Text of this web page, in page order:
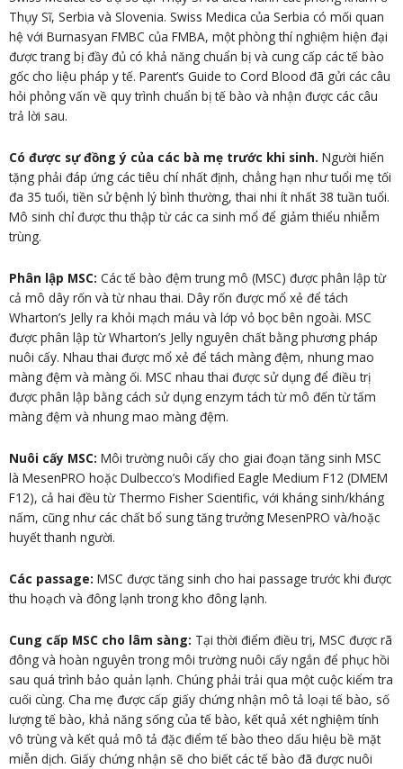
Thụy Sĩ, Serbia và Slovenia. Swiss Medica của Serbia có mối quan
hệ với Burnasyan FMBC của FMBA, một phòng thí nghiệm hiện đại
được trang bị đầy đủ có khả năng chuẩn bị và cung cấp các tế bào
gốc cho liệu pháp y tế. Parent’s Guide to Cord Blood đã gửi các câu
hỏi phỏng vấn về quy trình chuẩn bị tế bào và nhận được các câu
trả lời sau.
Có được sự đồng ý của các bà mẹ trước khi sinh. Người hiến
tặng phải đáp ứng các tiêu chí nhất định, chẳng hạn như tuổi mẹ tối
đa 35 tuổi, tiền sử bệnh lý bình thường, thai nhi ít nhất 38 tuần tuổi.
Mô sinh chỉ được thu thập từ các ca sinh mổ để giảm thiểu nhiễm
trùng.
Phân lập MSC: Các tế bào đệm trung mô (MSC) được phân lập từ
cả mô dây rốn và từ nhau thai. Dây rốn được mổ xẻ để tách
Wharton’s Jelly ra khỏi mạch máu và lớp vỏ bọc bên ngoài. MSC
được phân lập từ Wharton’s Jelly nguyên chất bằng phương pháp
nuôi cấy. Nhau thai được mổ xẻ để tách màng đệm, nhung mao
màng đệm và màng ối. MSC nhau thai được sử dụng để điều trị
được phân lập bằng cách sử dụng enzym tách từ mô đến từ tấm
màng đệm và nhung mao màng đệm.
Nuôi cấy MSC: Môi trường nuôi cấy cho giai đoạn tăng sinh MSC
là MesenPRO hoặc Dulbecco’s Modified Eagle Medium F12 (DMEM
F12), cả hai đều từ Thermo Fisher Scientific, với kháng sinh/kháng
nấm, cũng như các chất bổ sung tăng trưởng MesenPRO và/hoặc
huyết thanh người.
Các passage: MSC được tăng sinh cho hai passage trước khi được
thu hoạch và đông lạnh trong kho đông lạnh.
Cung cấp MSC cho lâm sàng: Tại thời điểm điều trị, MSC được rã
đông và hoàn nguyên trong môi trường nuôi cấy ngắn để phục hồi
sau quá trình bảo quản lạnh. Chúng phải trải qua một cuộc kiểm tra
cuối cùng. Cha mẹ được cấp giấy chứng nhận mô tả loại tế bào, số
lượng tế bào, khả năng sống của tế bào, kết quả xét nghiệm tính
vô trùng và kết quả mô tả đặc điểm tế bào theo dấu hiệu bề mặt
miễn dịch. Giấy chứng nhận sẽ cho biết các tế bào đã được nuôi